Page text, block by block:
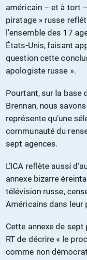
américain – et à tort
piratage » russe
l’ensemble des 17
États-Unis, faisant
question cette
apologiste russe ».
Pourtant, sur la base
Brennan, nous
représente qu’une
communauté du
sept agences.
L’ICA reflète aussi
annexe bizarre
télévision russe,
Américains dans
Cette annexe de
RT de décrire « le
comme non